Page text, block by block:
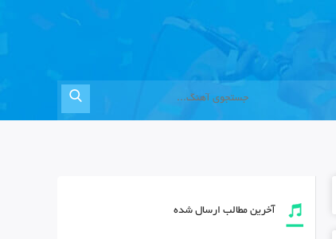
آخرین مطالب ارسال شده